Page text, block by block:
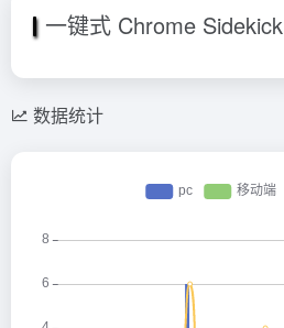
一键式 Chrome Sidekick
数据统计